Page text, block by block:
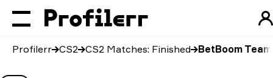
Profilerr CS2 CS2 Matches: Finished BetBoom